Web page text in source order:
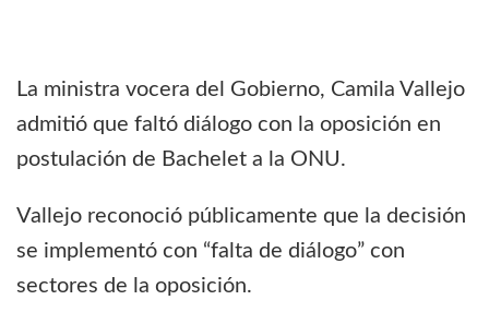
La ministra vocera del Gobierno, Camila Vallejo
admitió que faltó diálogo con la oposición en
postulación de Bachelet a la ONU.
Vallejo reconoció públicamente que la decisión
se implementó con “falta de diálogo” con
sectores de la oposición.